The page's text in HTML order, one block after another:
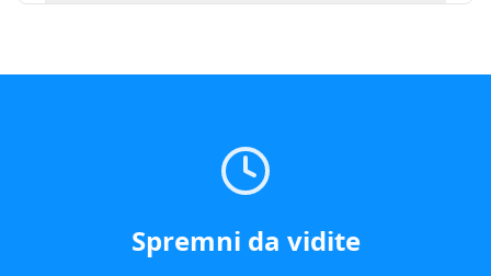
Spremni da vidite